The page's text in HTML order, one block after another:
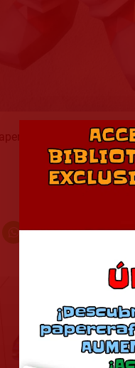
de Tails del
Más